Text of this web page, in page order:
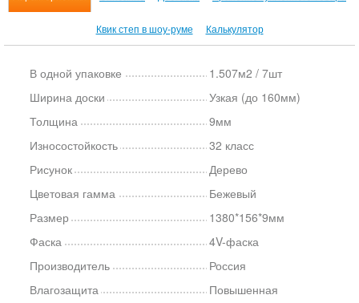
Квик степ в шоу-руме Калькулятор
В одной упаковке
1.507м2 / 7шт
Ширина доски
Узкая (до 160мм)
Толщина
9мм
Износостойкость
32 класс
Рисунок
Дерево
Цветовая гамма
Бежевый
Размер
1380*156*9мм
Фаска
4V-фаска
Производитель
Россия
Влагозащита
Повышенная